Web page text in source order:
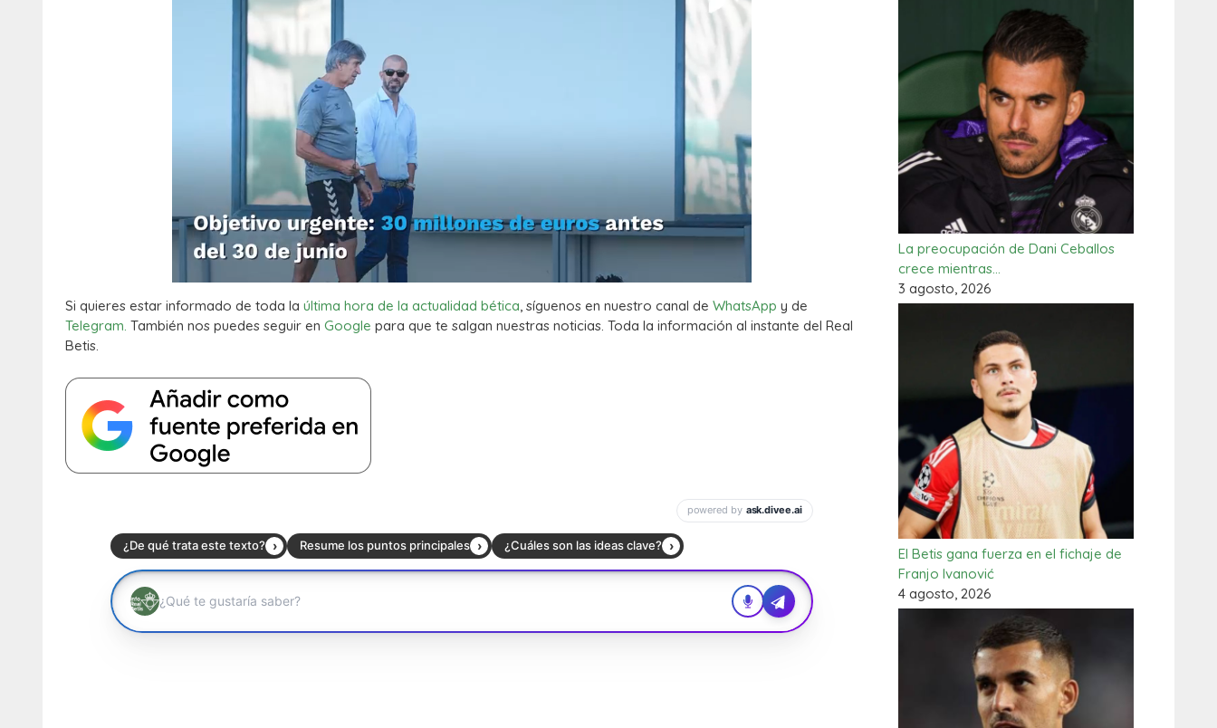
Si quieres estar informado de toda la última hora de la actualidad bética, síguenos en nuestro canal de WhatsApp y de
Telegram. También nos puedes seguir en Google para que te salgan nuestras noticias. Toda la información al instante del Real
Betis.
La preocupación de Dani Ceballos
crece mientras…
3 agosto, 2026
El Betis gana fuerza en el fichaje de
Franjo Ivanović
4 agosto, 2026